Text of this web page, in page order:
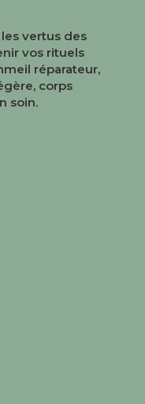
les vertus des
vos rituels
réparateur,
corps
soin.